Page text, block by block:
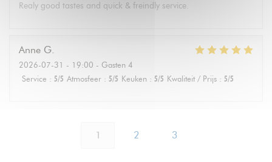
Realy good tastes and quick & freindly service.
Anne G
2026-07-31 - 19:00 - Gasten 4
Service : 5/5 Atmosfeer : 5/5 Keuken : 5/5 Kwaliteit / Prijs : 5/5
1 2 3